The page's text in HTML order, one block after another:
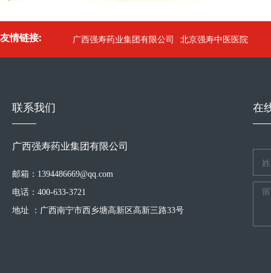
友情链接: 广西强寿药业集团有限公司 北京强寿中医医院
联系我们
广西强寿药业集团有限公司
邮箱：1394486669@qq.com
电话：400-633-3721
地址 ：广西南宁市西乡塘高新区高新三路33号
在